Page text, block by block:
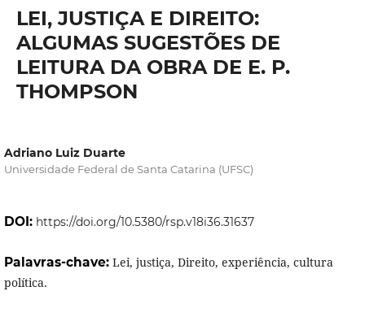
LEI, JUSTIÇA E DIREITO:
ALGUMAS SUGESTÕES DE
LEITURA DA OBRA DE E. P.
THOMPSON
Adriano Luiz Duarte
Universidade Federal de Santa Catarina (UFSC)
DOI: https://doi.org/10.5380/rsp.v18i36.31637
Palavras-chave: Lei, justiça, Direito, experiência, cultura
política.